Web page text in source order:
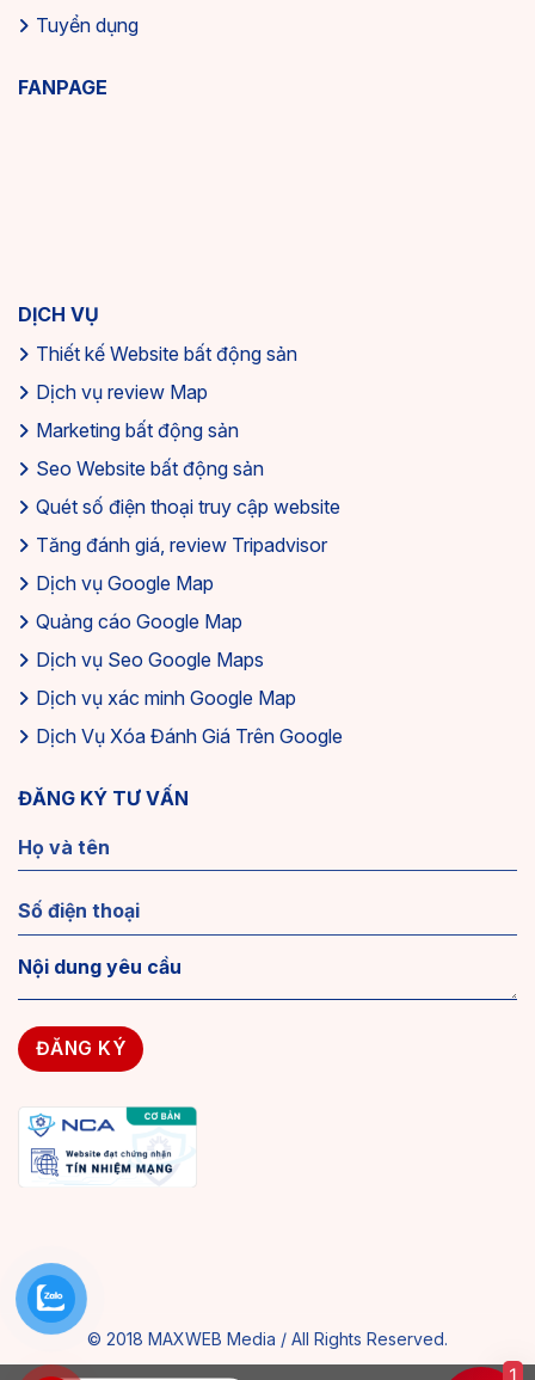
Tuyển dụng
FANPAGE
DỊCH VỤ
Thiết kế Website bất động sản
Dịch vụ review Map
Marketing bất động sản
Seo Website bất động sản
Quét số điện thoại truy cập website
Tăng đánh giá, review Tripadvisor
Dịch vụ Google Map
Quảng cáo Google Map
Dịch vụ Seo Google Maps
Dịch vụ xác minh Google Map
Dịch Vụ Xóa Đánh Giá Trên Google
ĐĂNG KÝ TƯ VẤN
© 2018 MAXWEB Media / All Rights Reserved.
1